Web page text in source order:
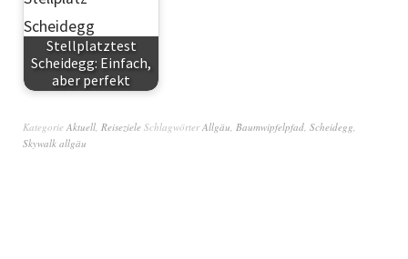
Stellplatztest
Scheidegg: Einfach,
aber perfekt
Kategorie Aktuell, Reiseziele SchlagwörterAllgäu, Baumwipfelpfad, Scheidegg,
Skywalk allgäu